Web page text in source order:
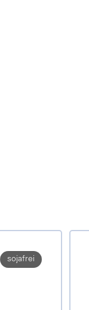
sojafrei